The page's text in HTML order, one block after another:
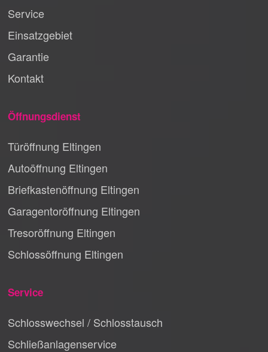
Service
Einsatzgebiet
Garantie
Kontakt
Öffnungsdienst
Türöffnung Eltingen
Autoöffnung Eltingen
Briefkastenöffnung Eltingen
Garagentoröffnung Eltingen
Tresoröffnung Eltingen
Schlossöffnung Eltingen
Service
Schlosswechsel / Schlosstausch
Schließanlagenservice